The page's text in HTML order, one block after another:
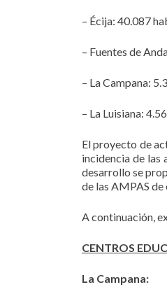
– Écija: 40.087
– Fuentes de
– La Campana:
– La Luisiana:
El proyecto de
incidencia de las
desarrollo se
de las AMPAS de
A continuación,
CENTROS
La Campana: